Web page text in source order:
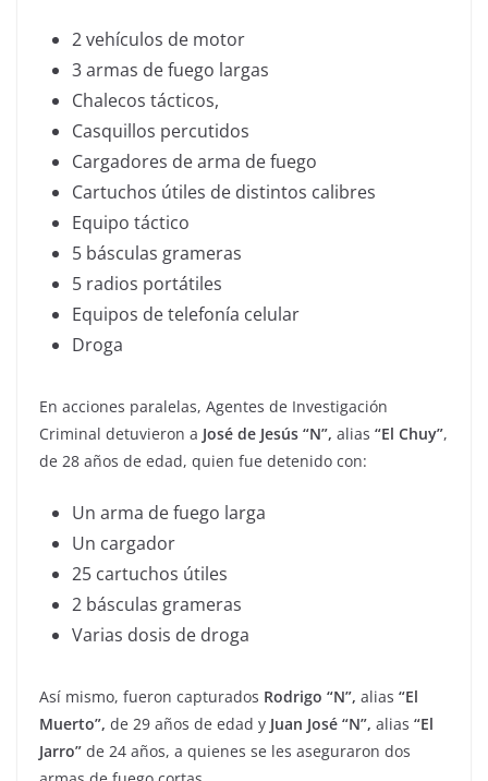
2 vehículos de motor
3 armas de fuego largas
Chalecos tácticos,
Casquillos percutidos
Cargadores de arma de fuego
Cartuchos útiles de distintos calibres
Equipo táctico
5 básculas grameras
5 radios portátiles
Equipos de telefonía celular
Droga
En acciones paralelas, Agentes de Investigación
Criminal detuvieron a José de Jesús “N”, alias “El Chuy”,
de 28 años de edad, quien fue detenido con:
Un arma de fuego larga
Un cargador
25 cartuchos útiles
2 básculas grameras
Varias dosis de droga
Así mismo, fueron capturados Rodrigo “N”, alias “El
Muerto”, de 29 años de edad y Juan José “N”, alias “El
Jarro” de 24 años, a quienes se les aseguraron dos